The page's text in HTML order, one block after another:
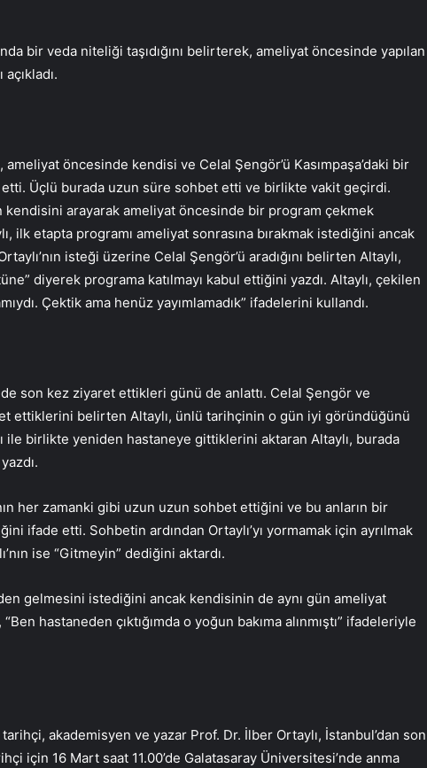
bir veda niteliği taşıdığını belirterek, ameliyat öncesinde yapılan
ameliyat öncesinde kendisi ve Celal Şengör’ü Kasımpaşa’daki bir
Üçlü burada uzun süre sohbet etti ve birlikte vakit geçirdi.
kendisini arayarak ameliyat öncesinde bir program çekmek
ilk etapta programı ameliyat sonrasına bırakmak istediğini ancak
isteği üzerine Celal Şengör’ü aradığını belirten Altaylı,
diyerek programa katılmayı kabul ettiğini yazdı. Altaylı, çekilen
Çektik ama henüz yayımlamadık” ifadelerini kullandı.
son kez ziyaret ettikleri günü de anlattı. Celal Şengör ve
ettiklerini belirten Altaylı, ünlü tarihçinin o gün iyi göründüğünü
ile birlikte yeniden hastaneye gittiklerini aktaran Altaylı, burada
her zamanki gibi uzun uzun sohbet ettiğini ve bu anların bir
ifade etti. Sohbetin ardından Ortaylı’yı yormamak için ayrılmak
ise “Gitmeyin” dediğini aktardı.
gelmesini istediğini ancak kendisinin de aynı gün ameliyat
hastaneden çıktığımda o yoğun bakıma alınmıştı” ifadeleriyle
akademisyen ve yazar Prof. Dr. İlber Ortaylı, İstanbul’dan son
için 16 Mart saat 11.00’de Galatasaray Üniversitesi’nde anma